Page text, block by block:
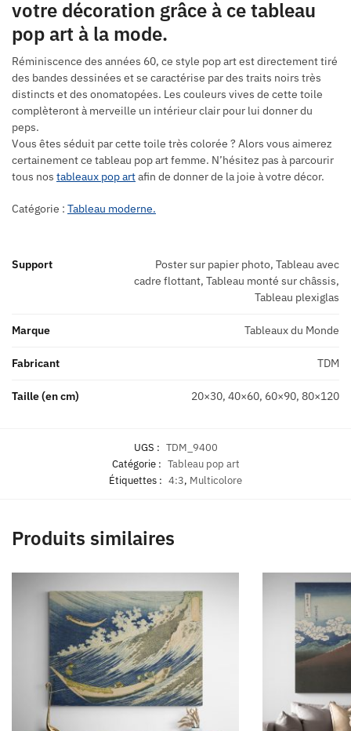
votre décoration grâce à ce tableau
pop art à la mode.
Réminiscence des années 60, ce style pop art est directement tiré
des bandes dessinées et se caractérise par des traits noirs très
distincts et des onomatopées. Les couleurs vives de cette toile
complèteront à merveille un intérieur clair pour lui donner du
peps.
Vous êtes séduit par cette toile très colorée ? Alors vous aimerez
certainement ce tableau pop art femme. N’hésitez pas à parcourir
tous nos tableaux pop artafin de donner de la joie à votre décor.
Catégorie : Tableau moderne.
Support
Poster sur papier photo, Tableau avec
cadre flottant, Tableau monté sur châssis,
Tableau plexiglas
Marque Tableaux du Monde
Fabricant TDM
Taille (en cm) 20×30, 40×60, 60×90, 80×120
UGS : TDM_9400
Catégorie : Tableau pop art
Étiquettes : 4:3, Multicolore
Produits similaires